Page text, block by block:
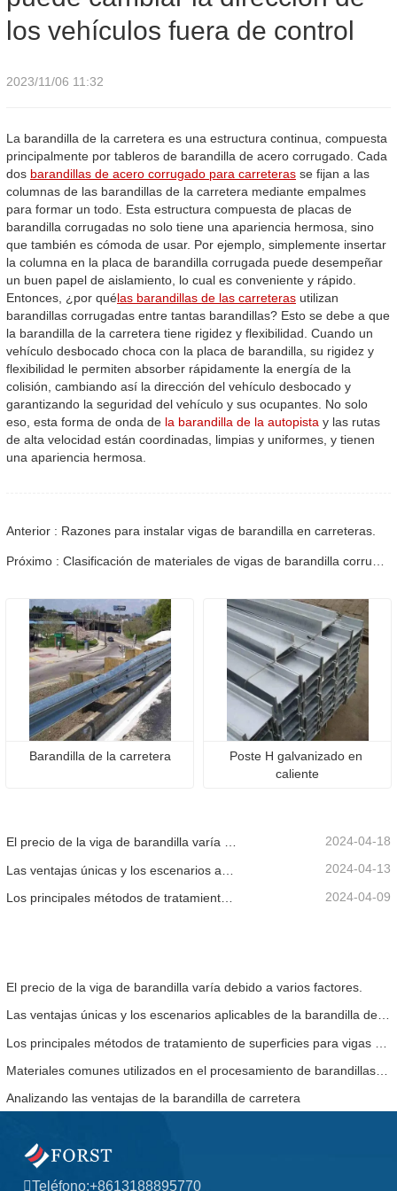
los vehículos fuera de control
2023/11/06 11:32
La barandilla de la carretera es una estructura continua, compuesta
principalmente por tableros de barandilla de acero corrugado. Cada
dos barandillas de acero corrugado para carreteras se fijan a las
columnas de las barandillas de la carretera mediante empalmes
para formar un todo. Esta estructura compuesta de placas de
barandilla corrugadas no solo tiene una apariencia hermosa, sino
que también es cómoda de usar. Por ejemplo, simplemente insertar
la columna en la placa de barandilla corrugada puede desempeñar
un buen papel de aislamiento, lo cual es conveniente y rápido.
Entonces, ¿por quélas barandillas de las carreteras utilizan
barandillas corrugadas entre tantas barandillas? Esto se debe a que
la barandilla de la carretera tiene rigidez y flexibilidad. Cuando un
vehículo desbocado choca con la placa de barandilla, su rigidez y
flexibilidad le permiten absorber rápidamente la energía de la
colisión, cambiando así la dirección del vehículo desbocado y
garantizando la seguridad del vehículo y sus ocupantes. No solo
eso, esta forma de onda de la barandilla de la autopista y las rutas
de alta velocidad están coordinadas, limpias y uniformes, y tienen
una apariencia hermosa.
Anterior : Razones para instalar vigas de barandilla en carreteras.
Barandilla de la carretera
Poste H galvanizado en
caliente
El precio de la viga de barandilla varía debido a varios factores. 2024-04-18
2024-04-13
2024-04-09
El precio de la viga de barandilla varía debido a varios factores.
Las ventajas únicas y los escenarios aplicables de la barandilla de la carretera.
Analizando las ventajas de la barandilla de carretera
Teléfono:+8613188895770